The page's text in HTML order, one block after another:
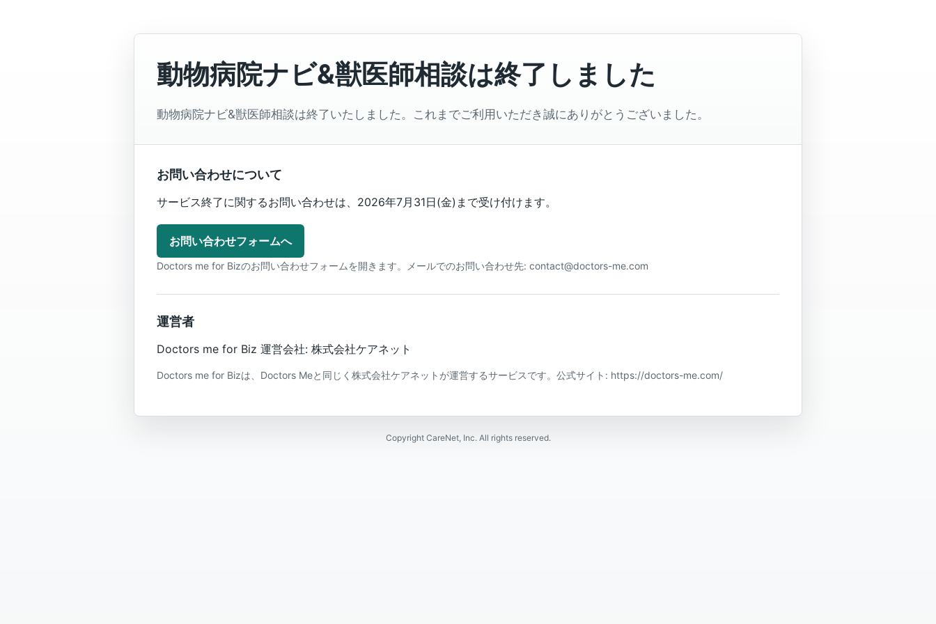
動物病院ナビ&獣医師相談は終了しました
動物病院ナビ&獣医師相談は終了いたしました。これまでご利用いただき誠にありがとうございました。
お問い合わせについて
サービス終了に関するお問い合わせは、2026年7月31日(金)まで受け付けます。
お問い合わせフォームへ
Doctors me for Bizのお問い合わせフォームを開きます。メールでのお問い合わせ先: contact@doctors-me.com
運営者
Doctors me for Biz 運営会社: 株式会社ケアネット
Doctors me for Bizは、Doctors Meと同じく株式会社ケアネットが運営するサービスです。公式サイト: https://doctors-me.com/
Copyright CareNet, Inc. All rights reserved.